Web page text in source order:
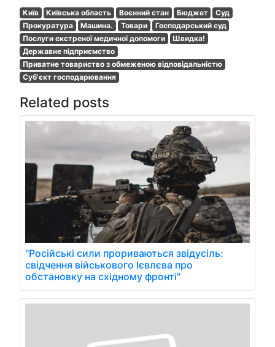
Київ Київська область Воєнний стан Бюджет
Суд
Прокуратура
Машина. Товари
Господарський суд
Послуги екстреної медичної допомоги
Швидка!
Державне підприємство
Приватне товариство з обмеженою відповідальністю
Суб'єкт господарювання
Related posts
"Російські сили прориваються звідусіль:
свідчення військового Ієвлєва про
обстановку на східному фронті"